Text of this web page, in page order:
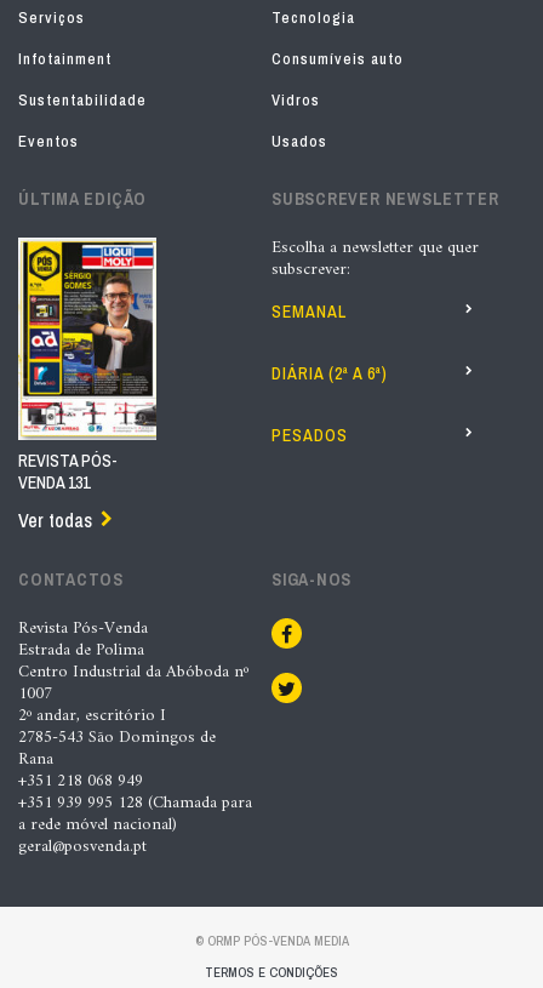
Serviços
Tecnologia
Infotainment
Consumíveis auto
Sustentabilidade
Vidros
Eventos
Usados
ÚLTIMA EDIÇÃO
REVISTA PÓS-
VENDA 131
Ver todas
SUBSCREVER NEWSLETTER
Escolha a newsletter que quer
subscrever:
SEMANAL
DIÁRIA (2ª A 6ª)
PESADOS
CONTACTOS
Revista Pós-Venda
Estrada de Polima
Centro Industrial da Abóboda nº
1007
2º andar, escritório I
2785-543 São Domingos de
Rana
+351 218 068 949
+351 939 995 128 (Chamada para
a rede móvel nacional)
geral@posvenda.pt
SIGA-NOS
© ORMP PÓS-VENDA MEDIA
TERMOS E CONDIÇÕES